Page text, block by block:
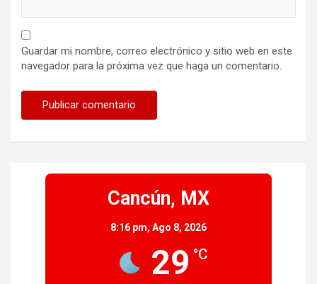
Guardar mi nombre, correo electrónico y sitio web en este
navegador para la próxima vez que haga un comentario.
Cancún, MX
8:16 pm, Ago 8, 2026
29 °C